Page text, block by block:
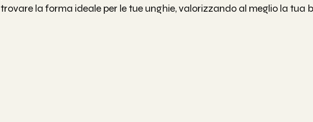
trovare la forma ideale per le tue unghie, valorizzando al meglio la tua